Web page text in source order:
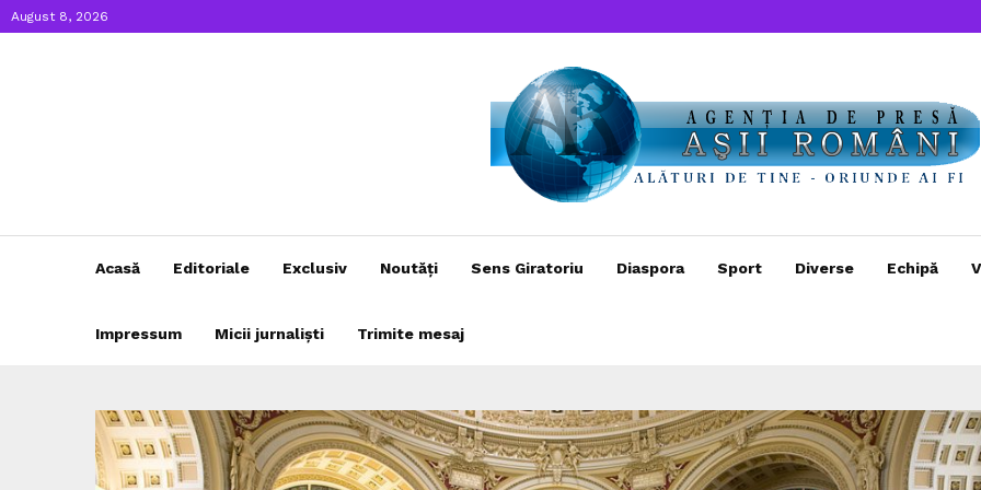
August 8, 2026
Acasă Editoriale Exclusiv Noutăți Sens Giratoriu Diaspora Sport Diverse Echipă
Impressum Micii jurnaliști Trimite mesaj